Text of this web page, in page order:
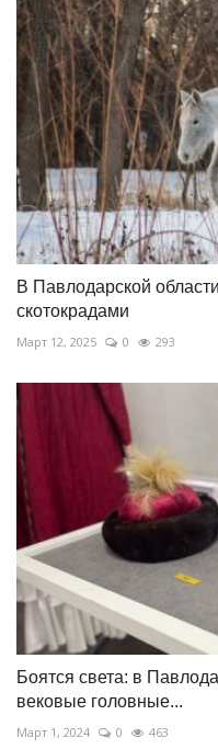
В Павлодарской
скотокрадами
Март 12, 2025 0 293
Боятся света: в
вековые головные...
Март 1, 2024 0 463